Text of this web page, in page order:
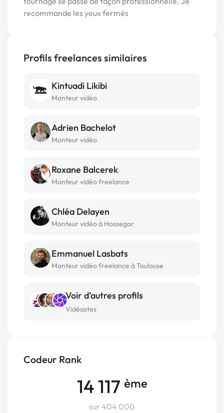
Codeur Rank
14 117 ème
sur 404 000
recommande les yeux fermés
Profils freelances similaires
Kintuadi Likibi
Monteur vidéo
Adrien Bachelot
Monteur vidéo
Roxane Balcerek
Monteur vidéo freelance
Chléa Delayen
Monteur vidéo à Hossegor
Emmanuel Lasbats
Monteur vidéo freelance à Toulouse
Voir d’autres profils
Vidéastes